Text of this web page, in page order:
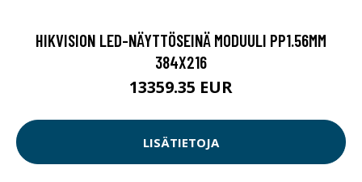
HIKVISION LED-NÄYTTÖSEINÄ MODUULI PP1.56MM
384X216
13359.35 EUR
LISÄTIETOJA